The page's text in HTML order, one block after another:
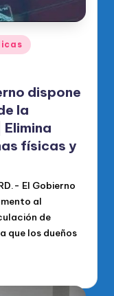
dispone
la
físicas y
El Gobierno
al
de
que los dueños